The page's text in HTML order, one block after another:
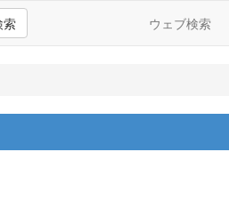
索 ウェブ検索